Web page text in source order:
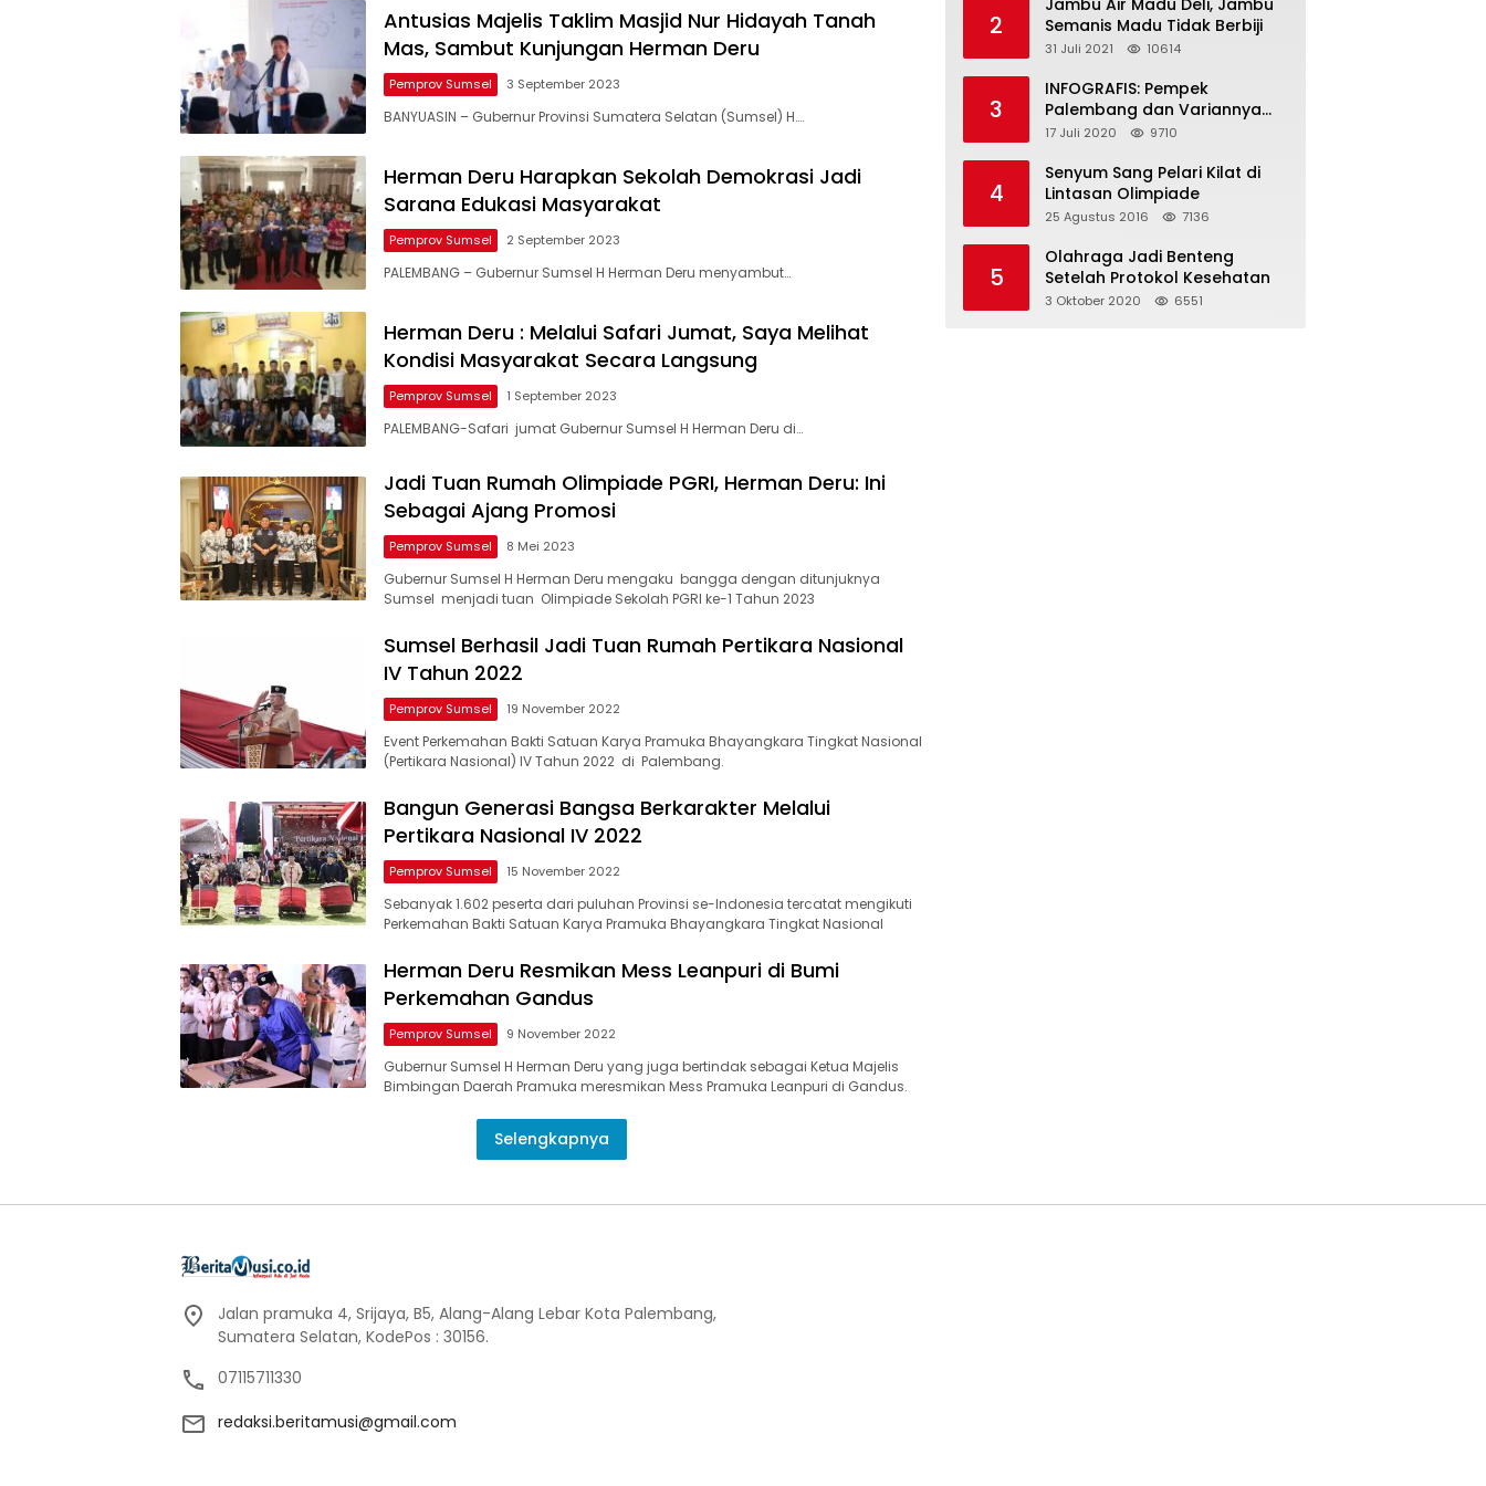
Antusias Majelis Taklim Masjid Nur Hidayah Tanah
Mas, Sambut Kunjungan Herman Deru
Pemprov Sumsel 3 September 2023
BANYUASIN – Gubernur Provinsi Sumatera Selatan (Sumsel) H….
Herman Deru Harapkan Sekolah Demokrasi Jadi
Sarana Edukasi Masyarakat
Pemprov Sumsel 2 September 2023
PALEMBANG – Gubernur Sumsel H Herman Deru menyambut…
Herman Deru : Melalui Safari Jumat, Saya Melihat
Kondisi Masyarakat Secara Langsung
Pemprov Sumsel 1 September 2023
PALEMBANG-Safari jumat Gubernur Sumsel H Herman Deru di…
Jadi Tuan Rumah Olimpiade PGRI, Herman Deru: Ini
Sebagai Ajang Promosi
Pemprov Sumsel 8 Mei 2023
Gubernur Sumsel H Herman Deru mengaku bangga dengan ditunjuknya
Sumsel menjadi tuan Olimpiade Sekolah PGRI ke-1 Tahun 2023
Sumsel Berhasil Jadi Tuan Rumah Pertikara Nasional
IV Tahun 2022
Pemprov Sumsel 19 November 2022
Event Perkemahan Bakti Satuan Karya Pramuka Bhayangkara Tingkat Nasional
(Pertikara Nasional) IV Tahun 2022 di Palembang.
Bangun Generasi Bangsa Berkarakter Melalui
Pertikara Nasional IV 2022
Pemprov Sumsel 15 November 2022
Sebanyak 1.602 peserta dari puluhan Provinsi se-Indonesia tercatat mengikuti
Perkemahan Bakti Satuan Karya Pramuka Bhayangkara Tingkat Nasional
Herman Deru Resmikan Mess Leanpuri di Bumi
Perkemahan Gandus
Pemprov Sumsel 9 November 2022
Gubernur Sumsel H Herman Deru yang juga bertindak sebagai Ketua Majelis
Bimbingan Daerah Pramuka meresmikan Mess Pramuka Leanpuri di Gandus.
Selengkapnya
2
Jambu Air Madu Deli, Jambu
Semanis Madu Tidak Berbiji
31 Juli 2021 10614
3
INFOGRAFIS: Pempek
Palembang dan Variannya
yang Melegenda
17 Juli 2020 9710
4
Senyum Sang Pelari Kilat di
Lintasan Olimpiade
25 Agustus 2016 7136
5
Olahraga Jadi Benteng
Setelah Protokol Kesehatan
3 Oktober 2020 6551
Jalan pramuka 4, Srijaya, B5, Alang-Alang Lebar Kota Palembang,
Sumatera Selatan, KodePos : 30156.
07115711330
redaksi.beritamusi@gmail.com